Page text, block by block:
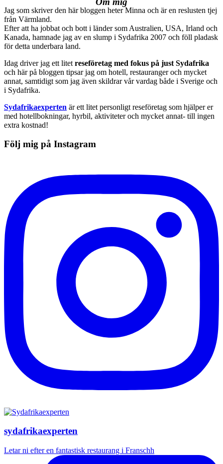
Jag som skriver den här bloggen heter Minna och är en reslusten tjej
från Värmland.
Efter att ha jobbat och bott i länder som Australien, USA, Irland och
Kanada, hamnade jag av en slump i Sydafrika 2007 och föll pladask
för detta underbara land.
Idag driver jag ett litet reseföretag med fokus på just Sydafrika
och här på bloggen tipsar jag om hotell, restauranger och mycket
annat, samtidigt som jag även skildrar vår vardag både i Sverige och
i Sydafrika.
Sydafrikaexperten är ett litet personligt reseföretag som hjälper er
med hotellbokningar, hyrbil, aktiviteter och mycket annat- till ingen
extra kostnad!
Följ mig på Instagram
sydafrikaexperten
Letar ni efter en fantastisk restaurang i Franschh